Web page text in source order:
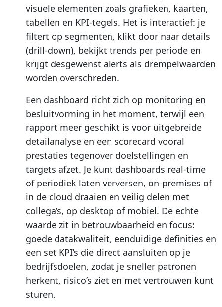
visuele elementen zoals grafieken, kaarten,
tabellen en KPI-tegels. Het is interactief: je
filtert op segmenten, klikt door naar details
(drill-down), bekijkt trends per periode en
krijgt desgewenst alerts als drempelwaarden
worden overschreden.
Een dashboard richt zich op monitoring en
besluitvorming in het moment, terwijl een
rapport meer geschikt is voor uitgebreide
detailanalyse en een scorecard vooral
prestaties tegenover doelstellingen en
targets afzet. Je kunt dashboards real-time
of periodiek laten verversen, on-premises of
in de cloud draaien en veilig delen met
collega’s, op desktop of mobiel. De echte
waarde zit in betrouwbaarheid en focus:
goede datakwaliteit, eenduidige definities en
een set KPI’s die direct aansluiten op je
bedrijfsdoelen, zodat je sneller patronen
herkent, risico’s ziet en met vertrouwen kunt
sturen.